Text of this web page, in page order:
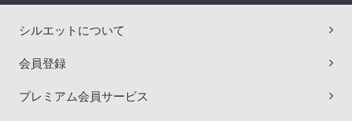
シルエットについて
会員登録
プレミアム会員サービス